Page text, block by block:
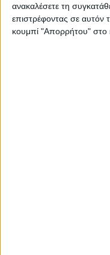
ανακαλέσετε τη
επιστρέφοντας σε αυτόν
κουμπί "Απορρήτου" στο